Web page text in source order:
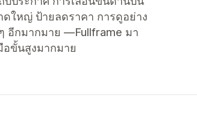
ดใหญ่ ป้ายลดราคา การดูอย่าง
อีกมากมาย —Fullframe มา
อขั้นสูงมากมาย